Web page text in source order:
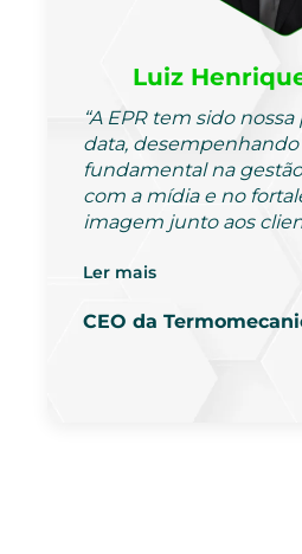
Luiz
“A EPR tem sido
data,
fundamental na
com a mídia e no
imagem junto aos
Ler mais
CEO da